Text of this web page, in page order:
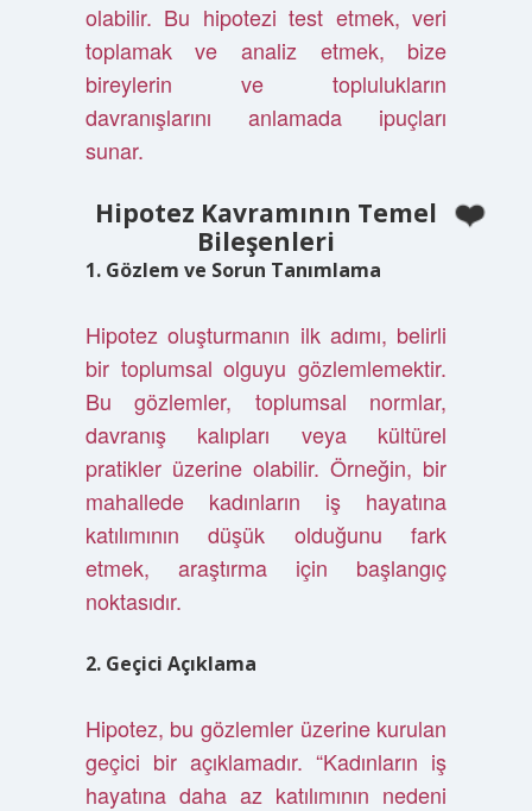
olabilir. Bu hipotezi test etmek, veri
toplamak ve analiz etmek, bize
bireylerin ve toplulukların
davranışlarını anlamada ipuçları
sunar.
Hipotez Kavramının Temel
Bileşenleri
1. Gözlem ve Sorun Tanımlama
Hipotez oluşturmanın ilk adımı, belirli
bir toplumsal olguyu gözlemlemektir.
Bu gözlemler, toplumsal normlar,
davranış kalıpları veya kültürel
pratikler üzerine olabilir. Örneğin, bir
mahallede kadınların iş hayatına
katılımının düşük olduğunu fark
etmek, araştırma için başlangıç
noktasıdır.
2. Geçici Açıklama
Hipotez, bu gözlemler üzerine kurulan
geçici bir açıklamadır. “Kadınların iş
hayatına daha az katılımının nedeni